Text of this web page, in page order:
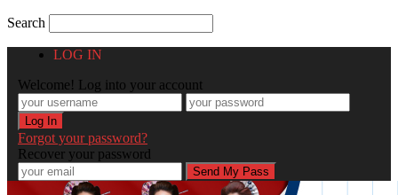
Search
LOG IN
Welcome! Log into your account
Forgot your password?
Recover your password